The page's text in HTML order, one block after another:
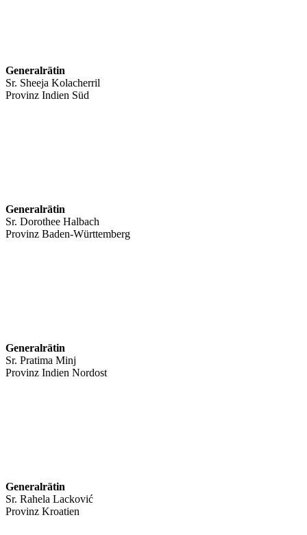
Generalrätin
Sr. Sheeja Kolacherril
Provinz Indien Süd
Generalrätin
Sr. Dorothee Halbach
Provinz Baden-Württemberg
Generalrätin
Sr. Pratima Minj
Provinz Indien Nordost
Generalrätin
Sr. Rahela Lacković
Provinz Kroatien